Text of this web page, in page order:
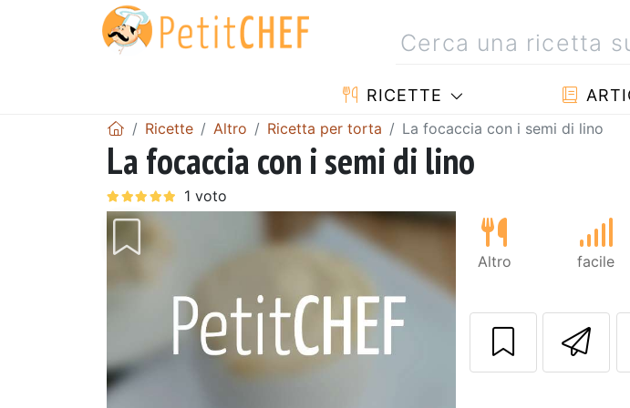
RICETTE
Ricette Altro Ricetta per torta La focaccia con i semi di lino
La focaccia con i semi di lino
Altro facile